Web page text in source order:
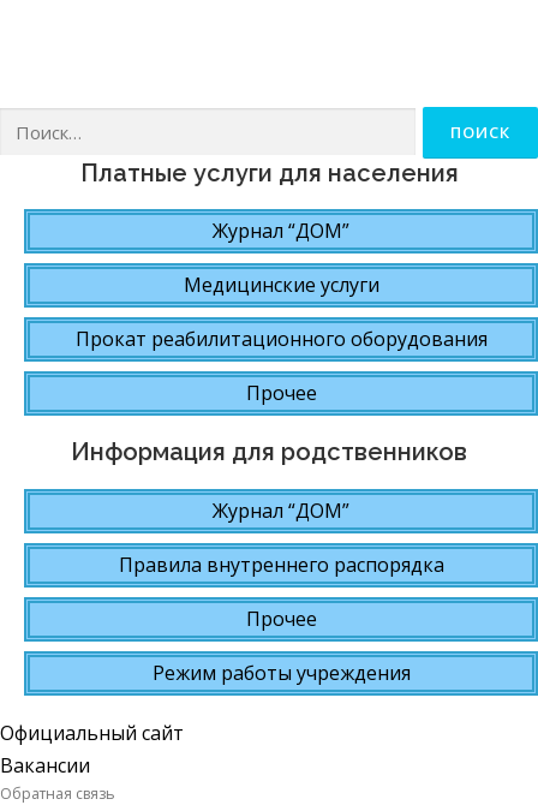
Платные услуги для населения
Журнал “ДОМ”
Медицинские услуги
Прокат реабилитационного оборудования
Прочее
Информация для родственников
Журнал “ДОМ”
Правила внутреннего распорядка
Прочее
Режим работы учреждения
Официальный сайт
Вакансии
Обратная связь